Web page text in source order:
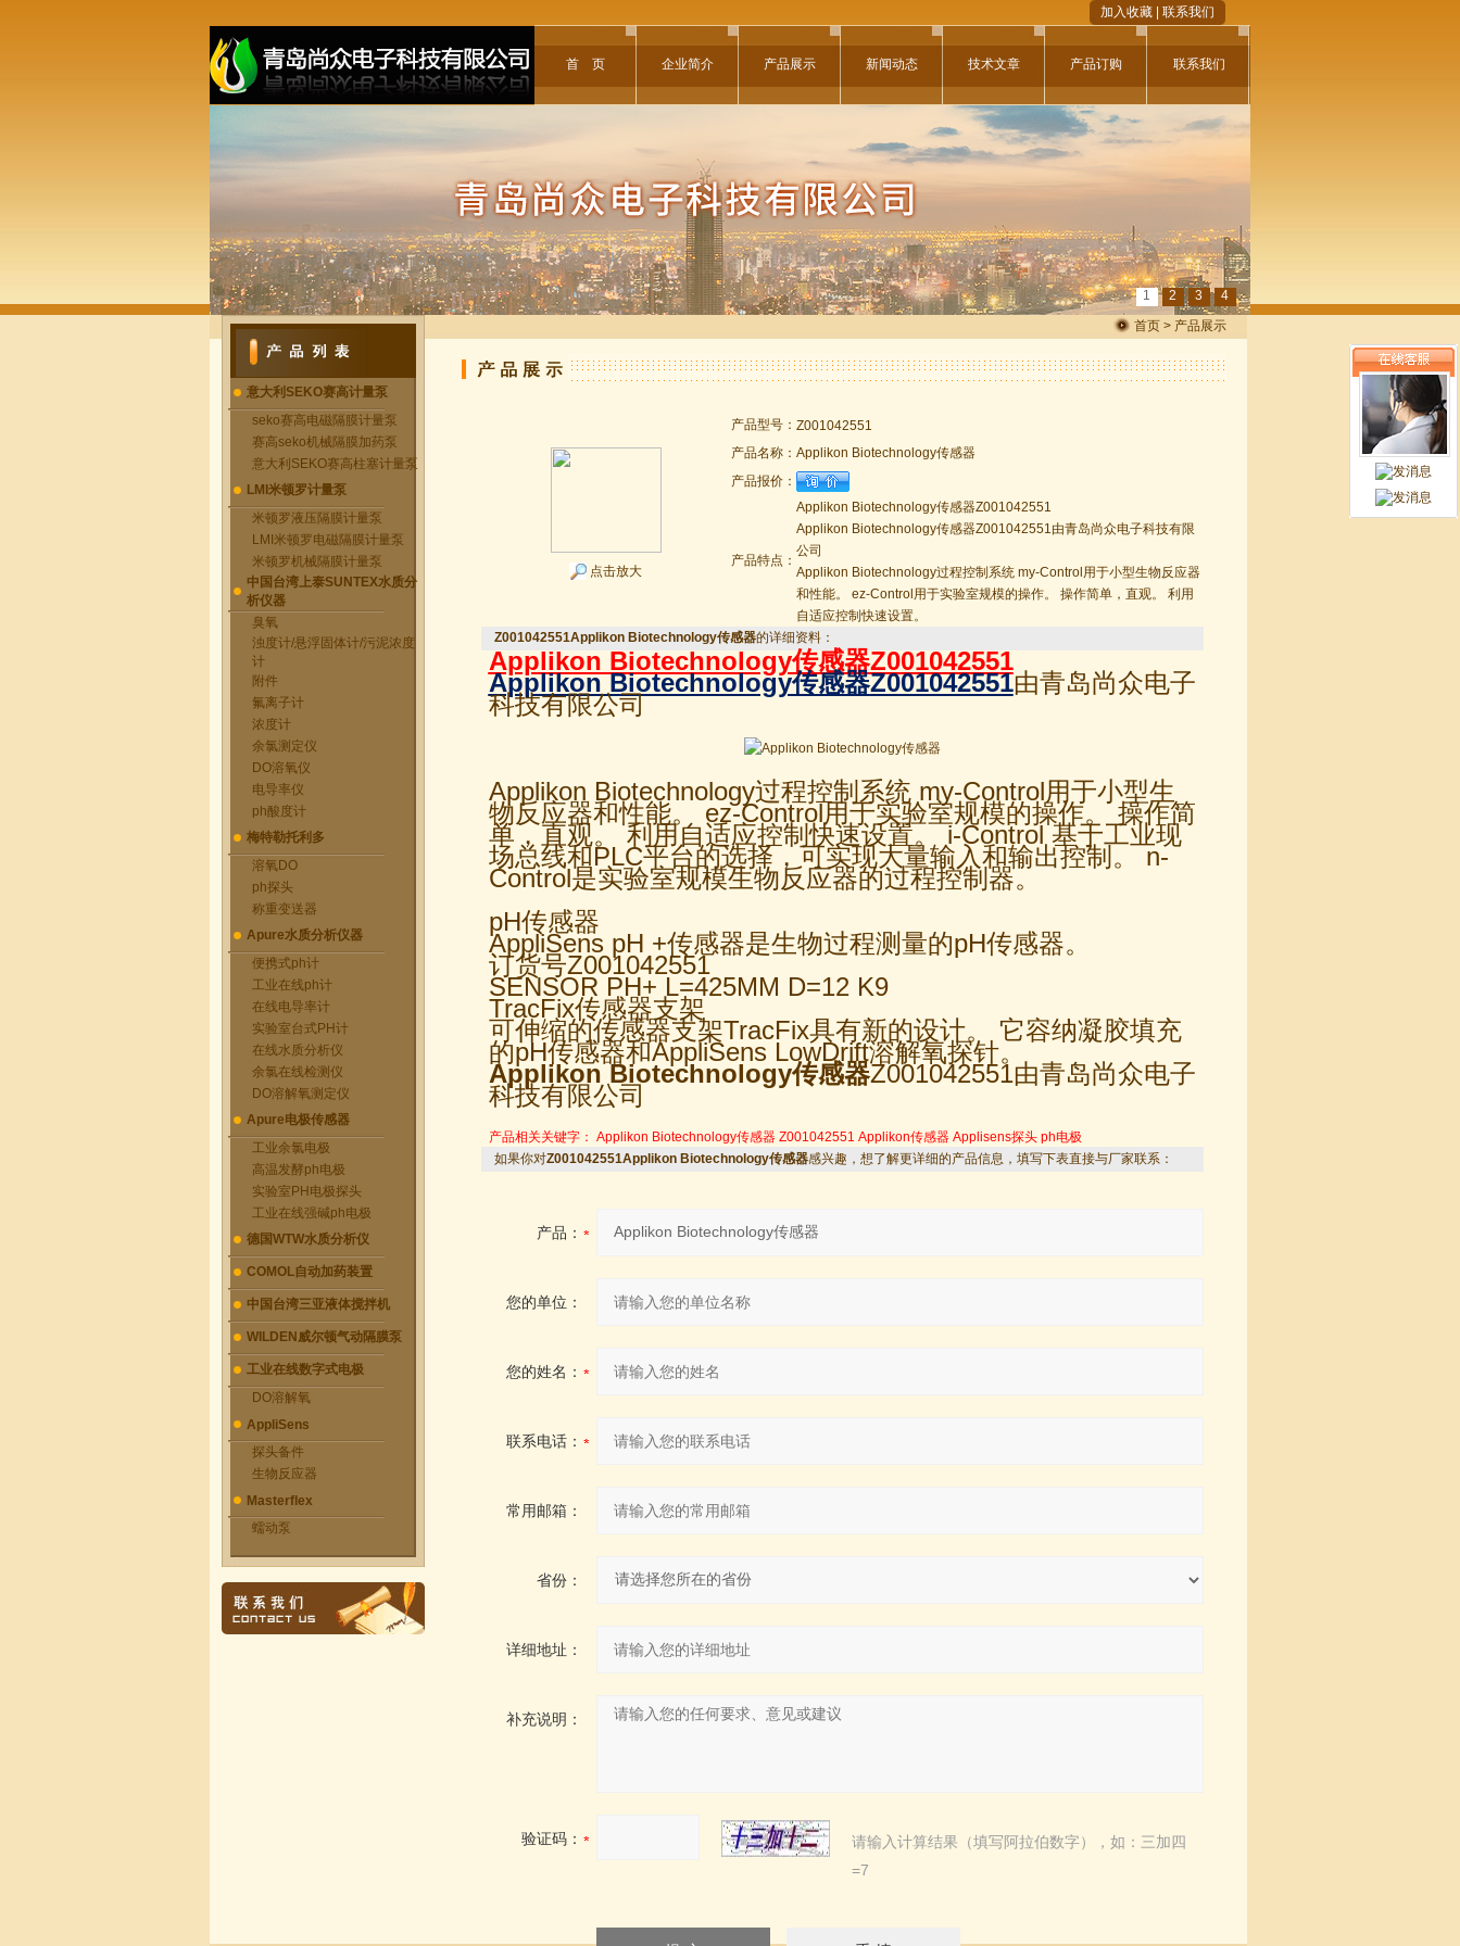
加入收藏 联系我们
首 页 企业简介 产品展示 新闻动态 技术文章 产品订购 联系我们
1 2 3 4
意大利SEKO赛高计量泵
seko赛高电磁隔膜计量泵
赛高seko机械隔膜加药泵
意大利SEKO赛高柱塞计量泵
LMI米顿罗计量泵
米顿罗液压隔膜计量泵
LMI米顿罗电磁隔膜计量泵
米顿罗机械隔膜计量泵
中国台湾上泰SUNTEX水质分
析仪器
臭氧
浊度计/悬浮固体计/污泥浓度
计
附件
氟离子计
浓度计
余氯测定仪
DO溶氧仪
电导率仪
ph酸度计
梅特勒托利多
溶氧DO
ph探头
称重变送器
Apure水质分析仪器
便携式ph计
工业在线ph计
在线电导率计
实验室台式PH计
在线水质分析仪
余氯在线检测仪
DO溶解氧测定仪
Apure电极传感器
工业余氯电极
高温发酵ph电极
实验室PH电极探头
工业在线强碱ph电极
德国WTW水质分析仪
COMOL自动加药装置
中国台湾三亚液体搅拌机
WILDEN威尔顿气动隔膜泵
工业在线数字式电极
DO溶解氧
AppliSens
探头备件
生物反应器
Masterflex
蠕动泵
首页 > 产品展示
点击放大
产品型号： Z001042551
产品名称： Applikon Biotechnology传感器
产品报价：
产品特点：
Applikon Biotechnology传感器Z001042551
Applikon Biotechnology传感器Z001042551由青岛尚众电子科技有限
公司
Applikon Biotechnology过程控制系统 my-Control用于小型生物反应器
和性能。 ez-Control用于实验室规模的操作。 操作简单，直观。 利用
自适应控制快速设置。
Z001042551Applikon Biotechnology传感器的详细资料：
Applikon Biotechnology传感器Z001042551
Applikon Biotechnology传感器Z001042551由青岛尚众电子
科技有限公司
Applikon Biotechnology过程控制系统 my-Control用于小型生
物反应器和性能。 ez-Control用于实验室规模的操作。 操作简
单，直观。 利用自适应控制快速设置。 i-Control 基于工业现
场总线和PLC平台的选择，可实现大量输入和输出控制。 n-
Control是实验室规模生物反应器的过程控制器。
pH传感器
AppliSens pH +传感器是生物过程测量的pH传感器。
订货号Z001042551
SENSOR PH+ L=425MM D=12 K9
TracFix传感器支架
可伸缩的传感器支架TracFix具有新的设计。 它容纳凝胶填充
的pH传感器和AppliSens LowDrift溶解氧探针。
Applikon Biotechnology传感器Z001042551由青岛尚众电子
科技有限公司
产品相关关键字： Applikon Biotechnology传感器 Z001042551 Applikon传感器 Applisens探头 ph电极
如果你对Z001042551Applikon Biotechnology传感器感兴趣，想了解更详细的产品信息，填写下表直接与厂家联系：
产品：
您的单位：
您的姓名：
联系电话：
常用邮箱：
省份：
详细地址：
补充说明：
验证码：
请输入计算结果（填写阿拉伯数字），如：三加四
=7